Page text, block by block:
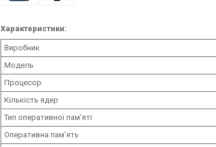
Характеристики:
Виробник
Модель
Процесор
Кількість ядер
Тип оперативної пам'яті
Оперативна пам'ять